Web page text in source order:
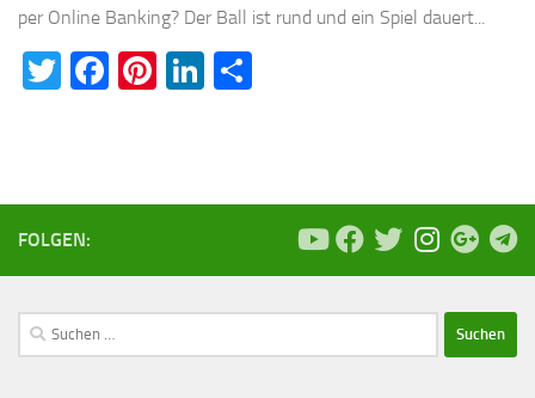
per Online Banking? Der Ball ist rund und ein Spiel dauert...
Twitter
Facebook
Pinterest
LinkedIn
FOLGEN:
Suchen
nach: